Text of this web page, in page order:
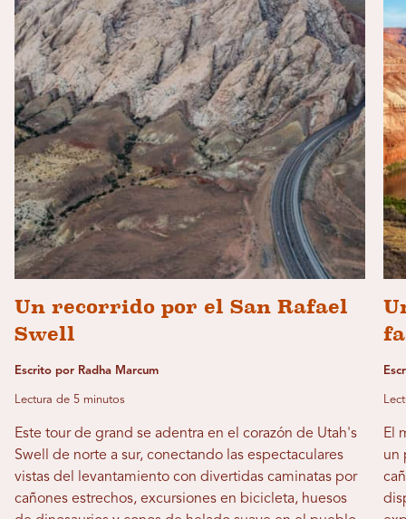
Un recorrido por el San Rafael
Swell
Escrito por Radha Marcum
Lectura de 5 minutos
Este tour de grand se adentra en el corazón de Utah's
Swell de norte a sur, conectando las espectaculares
vistas del levantamiento con divertidas caminatas por
cañones estrechos, excursiones en bicicleta, huesos
El
un